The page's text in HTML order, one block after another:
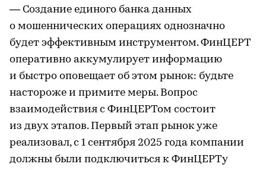
— Создание единого банка данных
о мошеннических операциях однозначно
будет эффективным инструментом. ФинЦЕРТ
оперативно аккумулирует информацию
и быстро оповещает об этом рынок: будьте
настороже и примите меры. Вопрос
взаимодействия с ФинЦЕРТом состоит
из двух этапов. Первый этап рынок уже
реализовал, с 1 сентября 2025 года компании
должны были подключиться к ФинЦЕРТу